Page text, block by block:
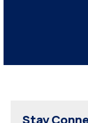
Stay